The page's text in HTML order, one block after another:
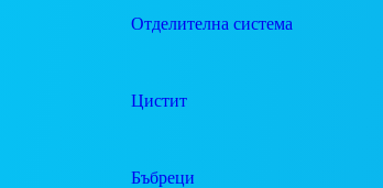
Отделителна система
Цистит
Бъбреци